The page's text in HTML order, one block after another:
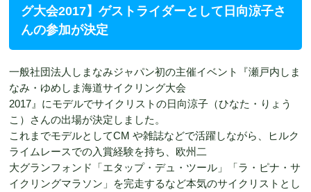
グ大会2017】ゲストライダーとして日向涼子さ
んの参加が決定
一般社団法人しまなみジャパン初の主催イベント『瀬戸内しま
なみ・ゆめしま海道サイクリング大会
2017』にモデルでサイクリストの日向涼子（ひなた・りょう
こ）さんの出場が決定しました。
これまでモデルとしてCM や雑誌などで活躍しながら、ヒルク
ライムレースでの入賞経験を持ち、欧州二
大グランフォンド「エタップ・デュ・ツール」「ラ・ピナ・サ
イクリングマラソン」を完走するなど本気のサイクリストとし